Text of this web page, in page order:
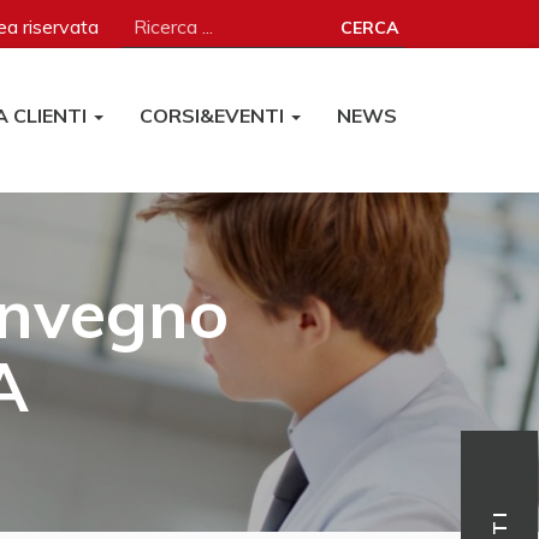
riservata CERCA
CLIENTI CORSI&EVENTI NEWS